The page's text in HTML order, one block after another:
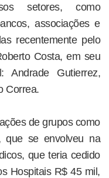
setores, como
associações e
recentemente pelo
Costa, em seu
Andrade Gutierrez,
Correa.
de grupos como
que se envolveu na
que teria cedido
Hospitais R$ 45 mil,